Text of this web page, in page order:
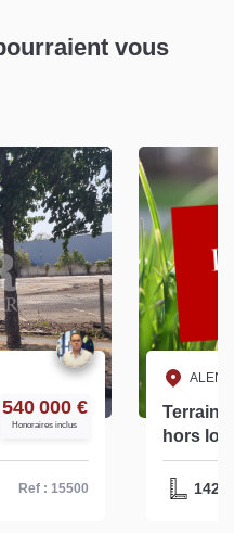
vous
540 000 €
Honoraires inclus
Ref : 15500
Terrain
hors
13826